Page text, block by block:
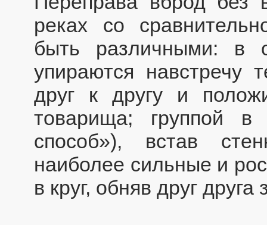
реках со
быть различными: в
упираются навстречу
друг к другу и
товарища; группой в
способ»), встав
наиболее сильные и
в круг, обняв друг друга